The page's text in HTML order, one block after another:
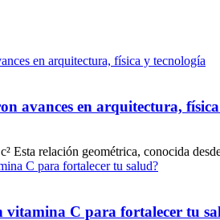
avances en arquitectura,
Esta relación geométrica, conocida
vitamina C para fortalecer tu